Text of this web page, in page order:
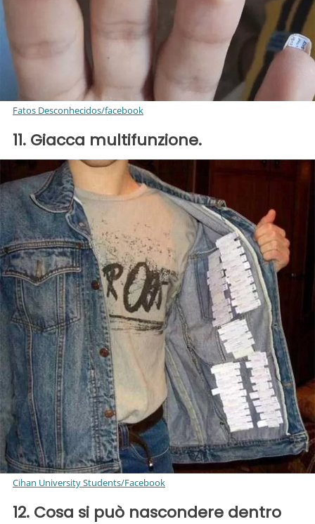
Fatos Desconhecidos/facebook
11. Giacca multifunzione.
Cihan University Students/Facebook
12. Cosa si può nascondere dentro